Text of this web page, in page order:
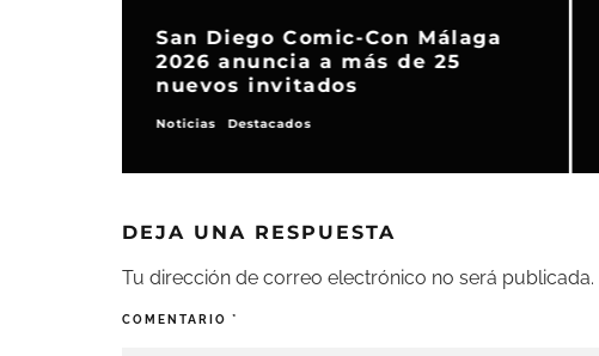
San Diego Comic-Con Málaga
2026 anuncia a más de 25
nuevos invitados
Noticias Destacados
DEJA UNA RESPUESTA
Tu dirección de correo electrónico no será publicada.
COMENTARIO *